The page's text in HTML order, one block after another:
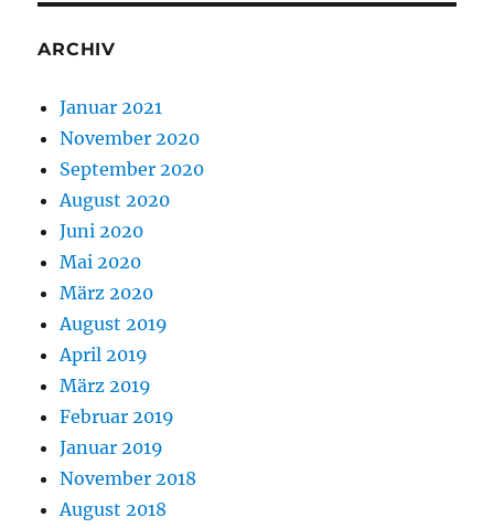
ARCHIV
Januar 2021
November 2020
September 2020
August 2020
Juni 2020
Mai 2020
März 2020
August 2019
April 2019
März 2019
Februar 2019
Januar 2019
November 2018
August 2018